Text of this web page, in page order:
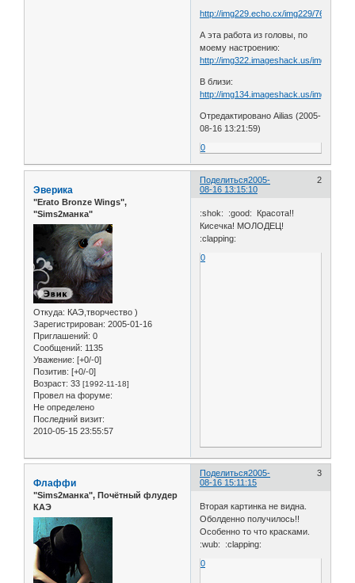
http://img229.echo.cx/img229/7610/
А эта работа из головы, по
моему настроению:
http://img322.imageshack.us/img322/
В близи:
http://img134.imageshack.us/img134/
Отредактировано Ailias (2005-
08-16 13:21:59)
0
Поделиться 2
2005-
08-16 13:15:10
Эверика
"Erato Bronze Wings",
"Sims2манка"
Откуда: КАЭ,творчество )
Зарегистрирован: 2005-01-16
Приглашений: 0
Сообщений: 1135
Уважение: [+0/-0]
Позитив: [+0/-0]
Возраст: 33 [1992-11-18]
Провел на форуме:
Не определено
Последний визит:
2010-05-15 23:55:57
:shok: :good: Красота!!
Кисечка! МОЛОДЕЦ!
:clapping:
0
Поделиться 3
2005-
08-16 15:11:15
Флаффи
"Sims2манка", Почётный флудер
КАЭ
Вторая картинка не видна.
Оболденно получилось!!
Особенно то что красками.
:wub: :clapping:
0